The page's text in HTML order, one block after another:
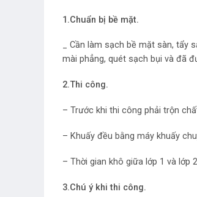
1.Chuẩn bị bề mặt.
_ Cần làm sạch bề mặt sàn, tẩy
mài phẳng, quét sạch bụi và đã
2.Thi công.
– Trước khi thi công phải trộn
– Khuấy đều bằng máy khuấy
– Thời gian khô giữa lớp 1 và lớp
3.Chú ý khi thi công.